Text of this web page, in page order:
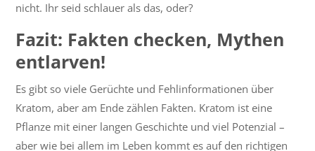
nicht. Ihr seid schlauer als das, oder?
Fazit: Fakten checken, Mythen
entlarven!
Es gibt so viele Gerüchte und Fehlinformationen über
Kratom, aber am Ende zählen Fakten. Kratom ist eine
Pflanze mit einer langen Geschichte und viel Potenzial –
aber wie bei allem im Leben kommt es auf den richtigen